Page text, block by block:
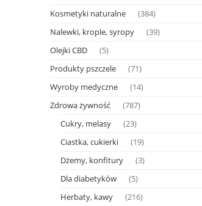
Kosmetyki naturalne (384)
Nalewki, krople, syropy (39)
Olejki CBD (5)
Produkty pszczele (71)
Wyroby medyczne (14)
Zdrowa żywność (787)
Cukry, melasy (23)
Ciastka, cukierki (19)
Dżemy, konfitury (3)
Dla diabetyków (5)
Herbaty, kawy (216)